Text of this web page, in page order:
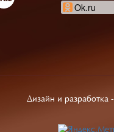
Ok.ru
Дизайн и разработка -